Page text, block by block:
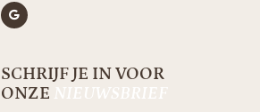
SCHRIJF JE IN VOOR
ONZE NIEUWSBRIEF